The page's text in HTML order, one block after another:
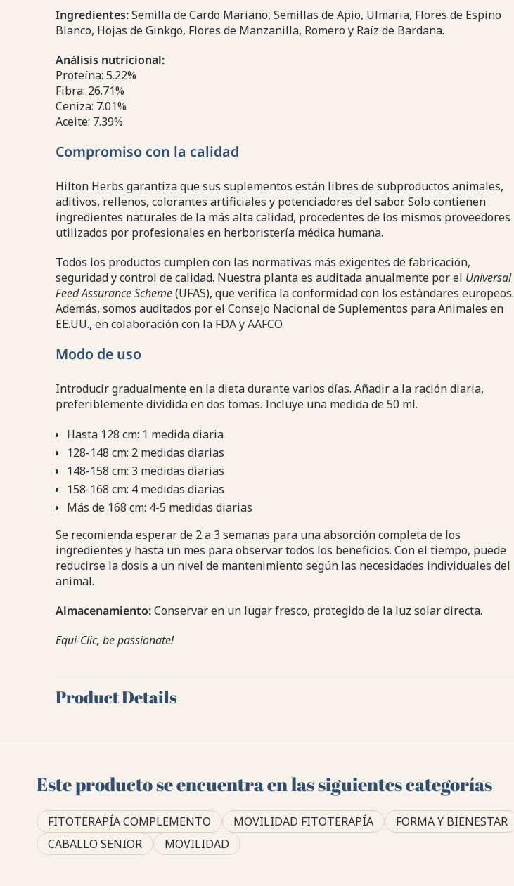
Ingredientes:Semilla de Cardo Mariano, Semillas de Apio, Ulmaria, Flores de Espino
Blanco, Hojas de Ginkgo, Flores de Manzanilla, Romero y Raíz de Bardana.
Análisis nutricional:
Proteína: 5.22%
Fibra: 26.71%
Ceniza: 7.01%
Aceite: 7.39%
Compromiso con la calidad
Hilton Herbs garantiza que sus suplementos están libres de subproductos animales,
aditivos, rellenos, colorantes artificiales y potenciadores del sabor. Solo contienen
ingredientes naturales de la más alta calidad, procedentes de los mismos proveedores
utilizados por profesionales en herboristería médica humana.
Todos los productos cumplen con las normativas más exigentes de fabricación,
seguridad y control de calidad. Nuestra planta es auditada anualmente por el Universal
Feed Assurance Scheme(UFAS), que verifica la conformidad con los estándares europeos.
Además, somos auditados por el Consejo Nacional de Suplementos para Animales en
EE.UU., en colaboración con la FDA y AAFCO.
Modo de uso
Introducir gradualmente en la dieta durante varios días. Añadir a la ración diaria,
preferiblemente dividida en dos tomas. Incluye una medida de 50 ml.
Hasta 128 cm: 1 medida diaria
128-148 cm: 2 medidas diarias
148-158 cm: 3 medidas diarias
158-168 cm: 4 medidas diarias
Más de 168 cm: 4-5 medidas diarias
Se recomienda esperar de 2 a 3 semanas para una absorción completa de los
ingredientes y hasta un mes para observar todos los beneficios. Con el tiempo, puede
reducirse la dosis a un nivel de mantenimiento según las necesidades individuales del
animal.
Almacenamiento:Conservar en un lugar fresco, protegido de la luz solar directa.
Equi-Clic, be passionate!
Product Details
Este producto se encuentra en las siguientes categorías
FITOTERAPÍA COMPLEMENTO MOVILIDAD FITOTERAPÍA FORMA Y BIENESTAR
CABALLO SENIOR
MOVILIDAD